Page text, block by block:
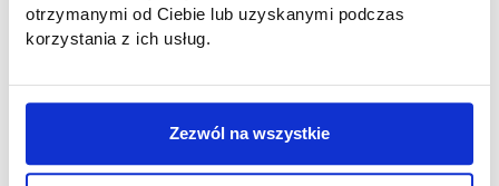
otrzymanymi od Ciebie lub uzyskanymi podczas
korzystania z ich usług.
Zezwól na wszystkie
grafice i reklamie. Na zakończenie wizyty
nasz partner technologiczny zaproponował
zawodowych w Media Press, co stanowi
doświadczenia w tej innowacyjnej i
rozwijającej się branży.